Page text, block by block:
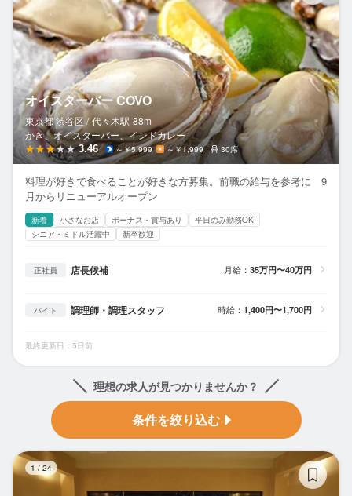
オイスターバー COVO
東京都 渋谷区 / 代々木駅 88m
かき、オイスターバー、インドカレー
3.46 ～￥5,999 ～￥1,999 30席
料理が好きで食べることが好きな方募集。前職の給与を参考に 9
月からリニューアルオープン
新着 小さなお店 ボーナス・賞与あり
平日のみ勤務OK
シニア・ミドル活躍中
新卒歓迎
正社員 店長候補 月給： 35万円〜40万円
バイト 調理師・調理スタッフ 時給： 1,400円〜1,700円
最終更新日：5日前
理想の求人が見つかりませんか？
条件を絞り込む
1 /24